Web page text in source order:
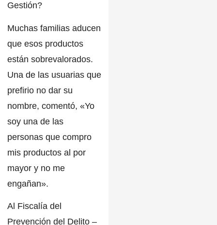
Gestión?
Muchas familias aducen
que esos productos
están sobrevalorados.
Una de las usuarias que
prefirio no dar su
nombre, comentó, «Yo
soy una de las
personas que compro
mis productos al por
mayor y no me
engañan».
Al Fiscalía del
Prevención del Delito –